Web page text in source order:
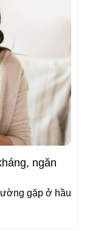
ngăn
gặp ở hầu